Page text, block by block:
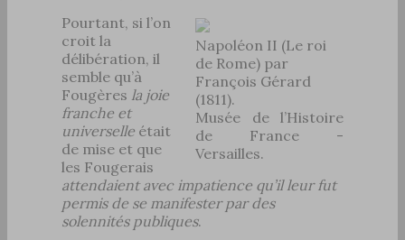
Napoléon II (Le roi
de Rome) par
François Gérard
(1811).
Musée de l’Histoire
de France -
Versailles.
Pourtant, si l’on
croit la
délibération, il
semble qu’à
Fougères la joie
franche et
universelle était
de mise et que
les Fougerais
attendaient avec impatience qu’il leur fut
permis de se manifester par des
solennités publiques.